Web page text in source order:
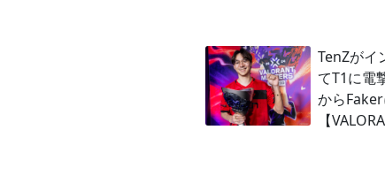
TenZがイ
てT1に電
からFaker
【